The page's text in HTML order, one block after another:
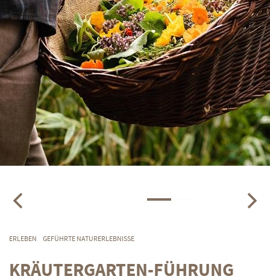
ERLEBEN GEFÜHRTE NATURERLEBNISSE
KRÄUTERGARTEN-FÜHRUNG